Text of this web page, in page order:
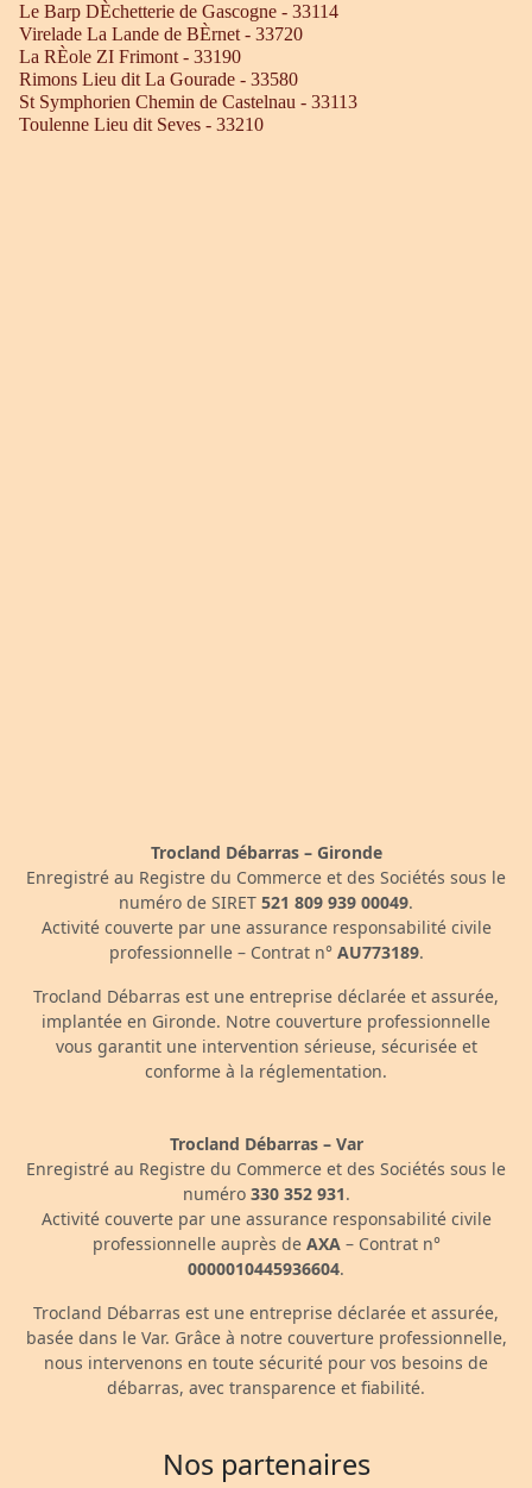
Le Barp DÈchetterie de Gascogne - 33114
Virelade La Lande de BÈrnet - 33720
La RÈole ZI Frimont - 33190
Rimons Lieu dit La Gourade - 33580
St Symphorien Chemin de Castelnau - 33113
Toulenne Lieu dit Seves - 33210
Trocland Débarras – Gironde
Enregistré au Registre du Commerce et des Sociétés sous le
numéro de SIRET 521 809 939 00049.
Activité couverte par une assurance responsabilité civile
professionnelle – Contrat n° AU773189.
Trocland Débarras est une entreprise déclarée et assurée,
implantée en Gironde. Notre couverture professionnelle
vous garantit une intervention sérieuse, sécurisée et
conforme à la réglementation.
Trocland Débarras – Var
Enregistré au Registre du Commerce et des Sociétés sous le
numéro 330 352 931.
Activité couverte par une assurance responsabilité civile
professionnelle auprès de AXA– Contrat n°
0000010445936604.
Trocland Débarras est une entreprise déclarée et assurée,
basée dans le Var. Grâce à notre couverture professionnelle,
nous intervenons en toute sécurité pour vos besoins de
débarras, avec transparence et fiabilité.
Nos partenaires